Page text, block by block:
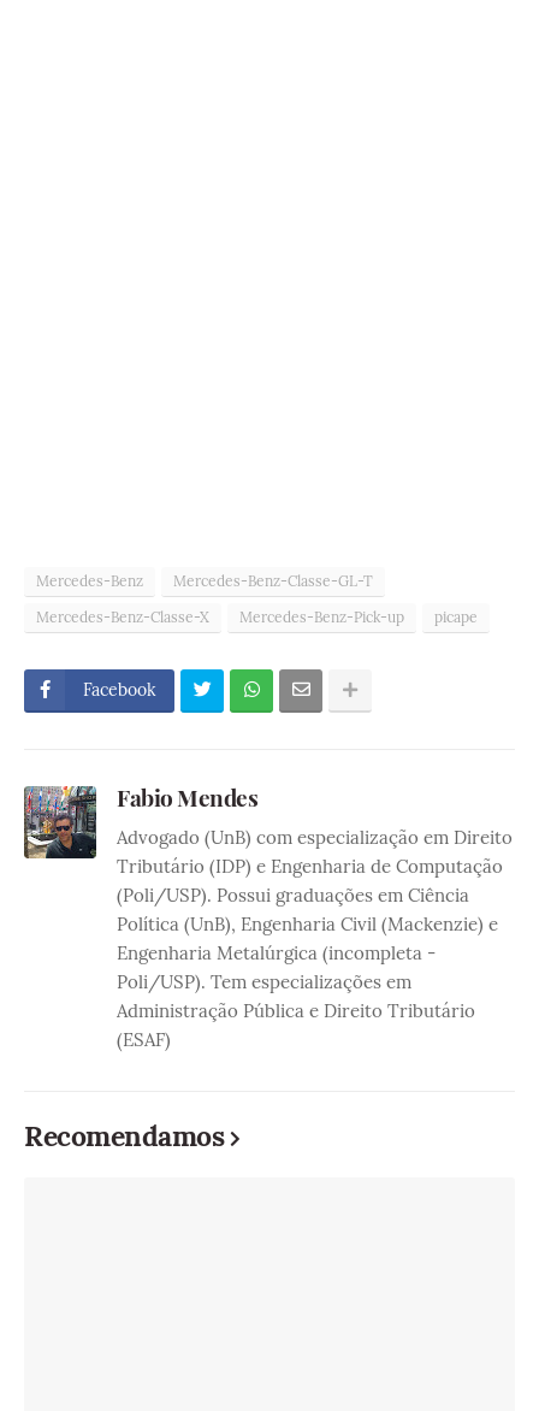
Mercedes-Benz
Mercedes-Benz-Classe-GL-T
Mercedes-Benz-Classe-X
Mercedes-Benz-Pick-up picape
Facebook
Fabio Mendes
Advogado (UnB) com especialização em Direito
Tributário (IDP) e Engenharia de Computação
(Poli/USP). Possui graduações em Ciência
Política (UnB), Engenharia Civil (Mackenzie) e
Engenharia Metalúrgica (incompleta -
Poli/USP). Tem especializações em
Administração Pública e Direito Tributário
(ESAF)
Recomendamos